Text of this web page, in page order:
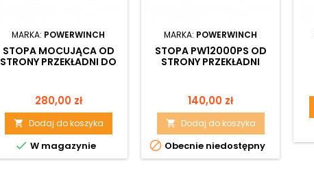
MARKA: POWERWINCH
STOPA MOCUJĄCA OD
STRONY PRZEKŁADNI DO
Cena
280,00 zł
 Dodaj do koszyka
 W magazynie
MARKA: POWERWINCH
STOPA PW12000PS OD
STRONY PRZEKŁADNI
Cena
140,00 zł
 Dodaj do koszyka
 Obecnie niedostępny